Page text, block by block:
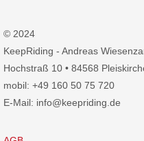
© 2024
KeepRiding - Andreas
Hochstraß 10 • 84568
mobil: +49 160 50 75 720
E-Mail: info@keepriding.de